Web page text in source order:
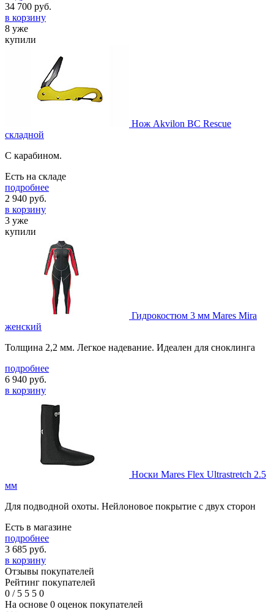
34 700 руб.
в корзину
8 уже
купили
Нож Akvilon BC Rescue
складной
С карабином.
Есть на складе
подробнее
2 940 руб.
в корзину
3 уже
купили
Гидрокостюм 3 мм Mares Mira
женский
Толщина 2,2 мм. Легкое надевание. Идеален для сноклинга
подробнее
6 940 руб.
в корзину
Носки Mares Flex Ultrastretch 2.5
мм
Для подводной охоты. Нейлоновое покрытие с двух сторон
Есть в магазине
подробнее
3 685 руб.
в корзину
Отзывы покупателей
Рейтинг покупателей
0 /5 5 5 0
На основе 0 оценок покупателей